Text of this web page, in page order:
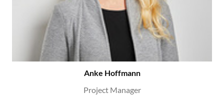
Anke Hoffmann
Project Manager